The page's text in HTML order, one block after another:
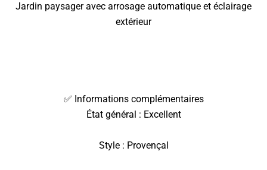
Jardin paysager avec arrosage automatique et éclairage
extérieur
✅ Informations complémentaires
État général : Excellent
Style : Provençal